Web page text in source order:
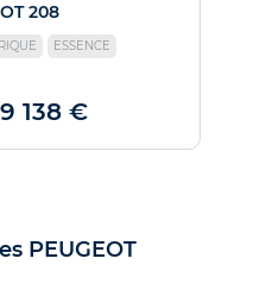
208
ESSENCE
138 €
PEUGEOT